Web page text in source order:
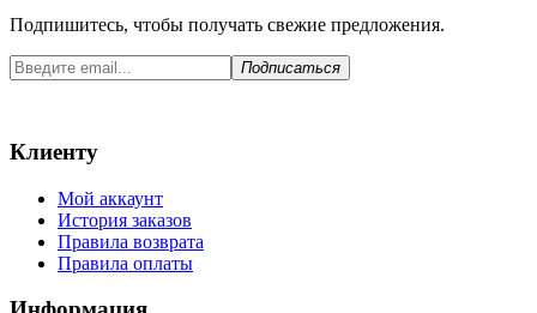
Подпишитесь, чтобы получать свежие предложения.
Подписаться
Клиенту
Мой аккаунт
История заказов
Правила возврата
Правила оплаты